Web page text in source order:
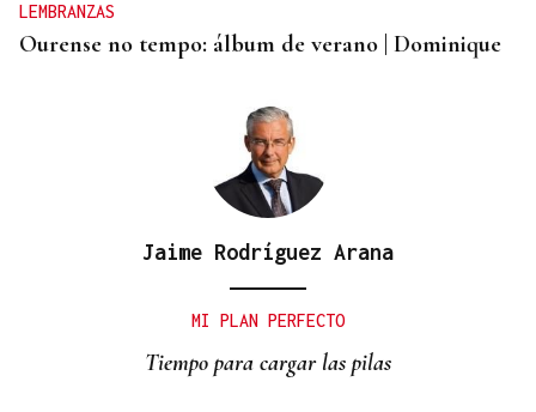
LEMBRANZAS
Ourense no tempo: álbum de verano | Dominique
Jaime Rodríguez Arana
MI PLAN PERFECTO
Tiempo para cargar las pilas